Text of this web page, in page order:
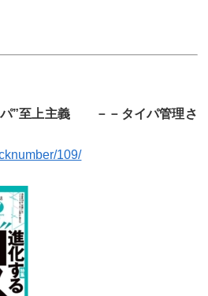
パ”至上主義 －－タイパ管理さ
109/